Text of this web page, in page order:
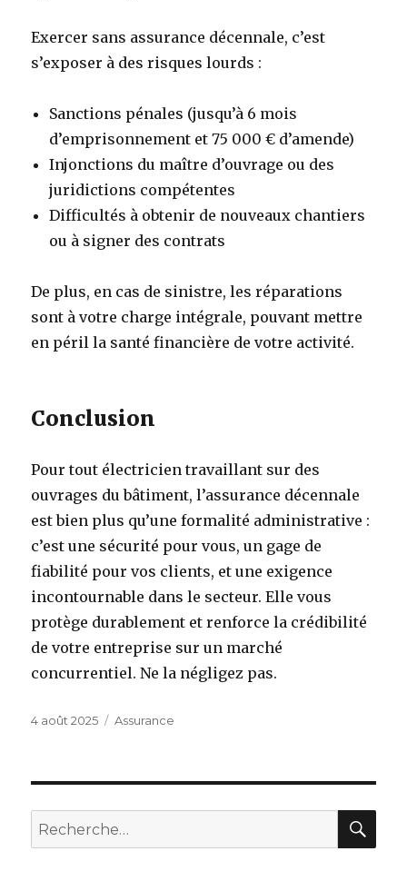
Exercer sans assurance décennale, c’est
s’exposer à des risques lourds :
Sanctions pénales (jusqu’à 6 mois
d’emprisonnement et 75 000 € d’amende)
Injonctions du maître d’ouvrage ou des
juridictions compétentes
Difficultés à obtenir de nouveaux chantiers
ou à signer des contrats
De plus, en cas de sinistre, les réparations
sont à votre charge intégrale, pouvant mettre
en péril la santé financière de votre activité.
Conclusion
Pour tout électricien travaillant sur des
ouvrages du bâtiment, l’assurance décennale
est bien plus qu’une formalité administrative :
c’est une sécurité pour vous, un gage de
fiabilité pour vos clients, et une exigence
incontournable dans le secteur. Elle vous
protège durablement et renforce la crédibilité
de votre entreprise sur un marché
concurrentiel. Ne la négligez pas.
Publié
4 août 2025 Catégories
Assurance
Recherche
pour